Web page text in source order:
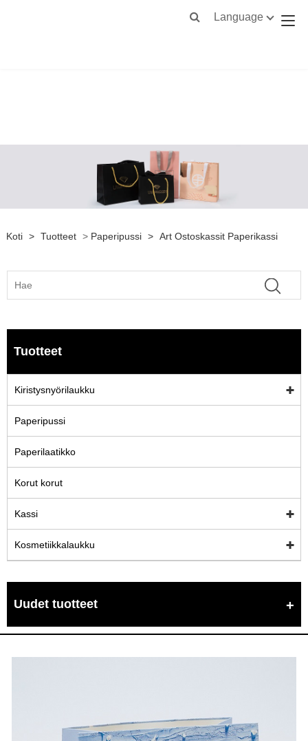
Language
Koti > Tuotteet > Paperipussi > Art Ostoskassit Paperikassi
Tuotteet
Kiristysnyörilaukku
Paperipussi
Paperilaatikko
Korut korut
Kassi
Kosmetiikkalaukku
Uudet tuotteet